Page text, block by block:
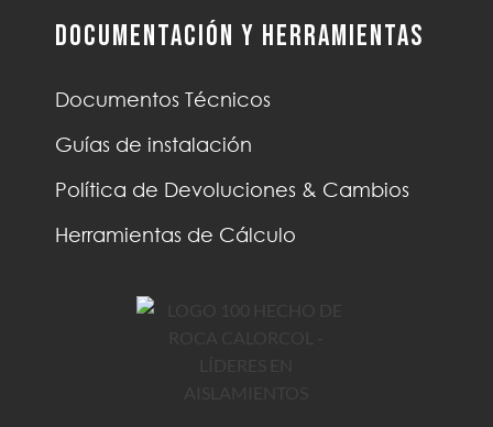
Documentación y Herramientas
Documentos Técnicos
Guías de instalación
Política de Devoluciones & Cambios
Herramientas de Cálculo